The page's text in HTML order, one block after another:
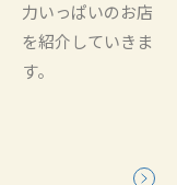
力いっぱいのお店
を紹介していきま
す。